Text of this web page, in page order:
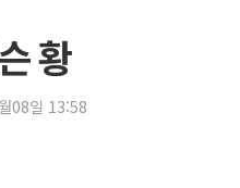
[인도증시]
폭염 누그러
사우디·튀
신길동 신축
황
08일 13:58